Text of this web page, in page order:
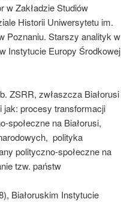
w Zakładzie Studiów
Historii Uniwersytetu im.
Poznaniu. Starszy analityk w
Instytucie Europy Środkowej
ZSRR, zwłaszcza Białorusi
jak: procesy transformacji
społeczne na Białorusi,
polityka
polityczno-społeczne na
tzw. państw
Białoruskim Instytucie